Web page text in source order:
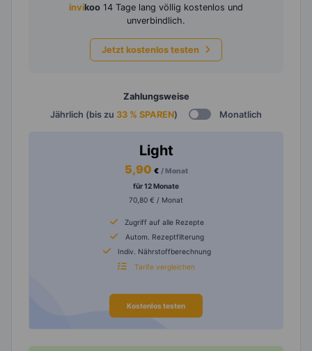
invikoo 14 Tage lang völlig kostenlos und
unverbindlich.
Jetzt kostenlos testen
Zahlungsweise
Jährlich (bis zu 33 % SPAREN) Monatlich
Light
5,90 € / Monat
für 12 Monate
70,80 € / Monat
Zugriff auf alle Rezepte
Autom. Rezeptfilterung
Indiv. Nährstoffberechnung
Tarife vergleichen
Kostenlos testen